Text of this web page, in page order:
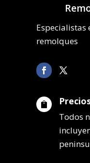
Especialistas
remolques

Todos